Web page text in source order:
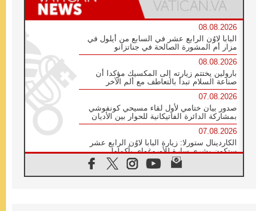
08.08.2026
البابا لاوُن الرابع عشر في السابع من أيلول في
مزار أم المشورة الصالحة في جناتزانو
08.08.2026
بارولين يختتم زيارته إلى المكسيك مؤكدا أن
صناعة السلام تبدأ بالتعاطف مع ألم الآخر
07.08.2026
صدور بيان ختامي لأول لقاء مسيحي كونفوشي
بمشاركة الدائرة الفاتيكانية للحوار بين الأديان
07.08.2026
الكاردينال ستورلا: زيارة البابا لاوُن الرابع عشر
ستكون بشرى سارة للأوروغواي بأكملها
الفاتيكان يعلن برنامج الزيارة الرسولية للبابا لاوُن